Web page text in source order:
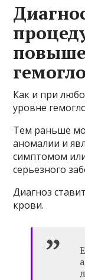
Как и при
уровне
Тем раньше
аномалии и
симптомом
серьезного
Диагноз
крови.